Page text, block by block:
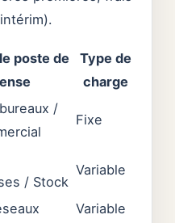
poste de
Type de
charge
/
Fixe
/ Stock
Variable
Variable